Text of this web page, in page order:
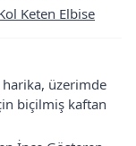
Keten Elbise
harika, üzerimde
biçilmiş kaftan